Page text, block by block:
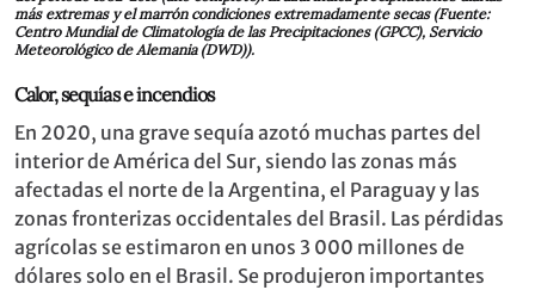
más extremas y el marrón condiciones extremadamente secas (Fuente:
Centro Mundial de Climatología de las Precipitaciones (GPCC), Servicio
Meteorológico de Alemania (DWD)).
Calor, sequías e incendios
En 2020, una grave sequía azotó muchas partes del
interior de América del Sur, siendo las zonas más
afectadas el norte de la Argentina, el Paraguay y las
zonas fronterizas occidentales del Brasil. Las pérdidas
agrícolas se estimaron en unos 3 000 millones de
dólares solo en el Brasil. Se produjeron importantes